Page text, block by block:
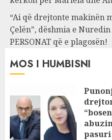
“Ai që drejtonte makinën
Çelën”, dëshmia e
PERSONAT që e plagosën!
MOS I HUMBISNI